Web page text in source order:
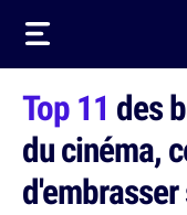
Top 11 des
du cinéma,